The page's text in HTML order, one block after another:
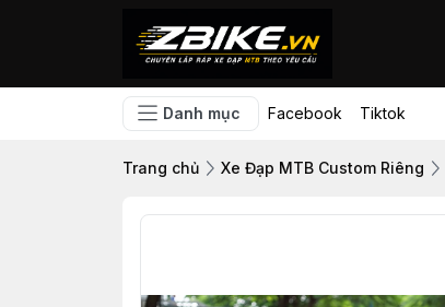
Danh mục Facebook Tiktok
Trang chủ Xe Đạp MTB Custom Riêng